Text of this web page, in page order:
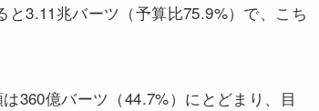
3.11兆バーツ（予算比75.9%）で、こち
360億バーツ（44.7%）にとどまり、目